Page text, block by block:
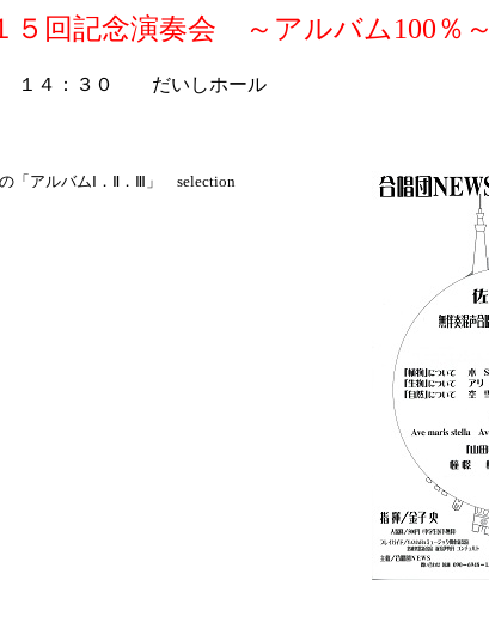
５回記念演奏会 ～アルバム100％～
１４：３０ だいしホール
「アルバムⅠ．Ⅱ．Ⅲ」 selection